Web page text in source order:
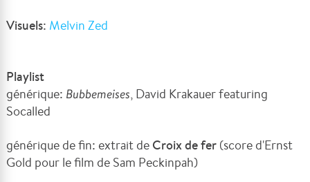
Visuels: Melvin Zed
Playlist
générique: Bubbemeises, David Krakauer featuring
Socalled
générique de fin: extrait de Croix de fer (score d'Ernst
Gold pour le film de Sam Peckinpah)